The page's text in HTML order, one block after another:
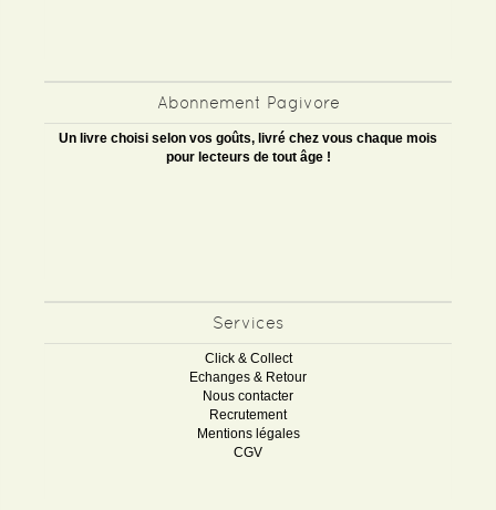
Abonnement Pagivore
Un livre choisi selon vos goûts, livré chez vous chaque mois
pour lecteurs de tout âge !
Services
Click & Collect
Echanges & Retour
Nous contacter
Recrutement
Mentions légales
CGV